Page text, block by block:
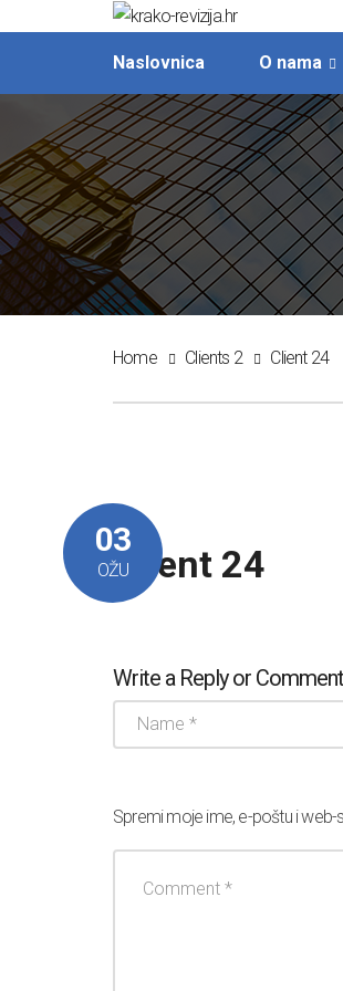
Naslovnica O nama
Home Clients 2 Client 24
03
OŽUClient 24
Write a Reply or Comment
Spremi moje ime, e-poštu i